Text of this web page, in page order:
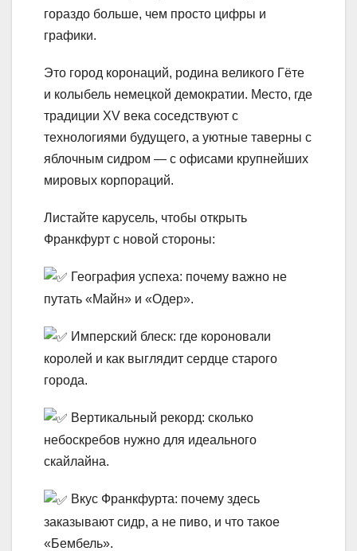
гораздо больше, чем просто цифры и
графики.
Это город коронаций, родина великого Гёте
и колыбель немецкой демократии. Место, где
традиции XV века соседствуют с
технологиями будущего, а уютные таверны с
яблочным сидром — с офисами крупнейших
мировых корпораций.
Листайте карусель, чтобы открыть
Франкфурт с новой стороны:
География успеха: почему важно не
путать «Майн» и «Одер».
Имперский блеск: где короновали
королей и как выглядит сердце старого
города.
Вертикальный рекорд: сколько
небоскребов нужно для идеального
скайлайна.
Вкус Франкфурта: почему здесь
заказывают сидр, а не пиво, и что такое
«Бембель».